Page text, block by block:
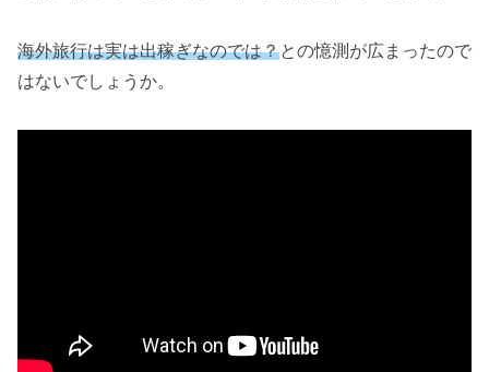
海外旅行は実は出稼ぎなのでは？との憶測が広まったので
はないでしょうか。